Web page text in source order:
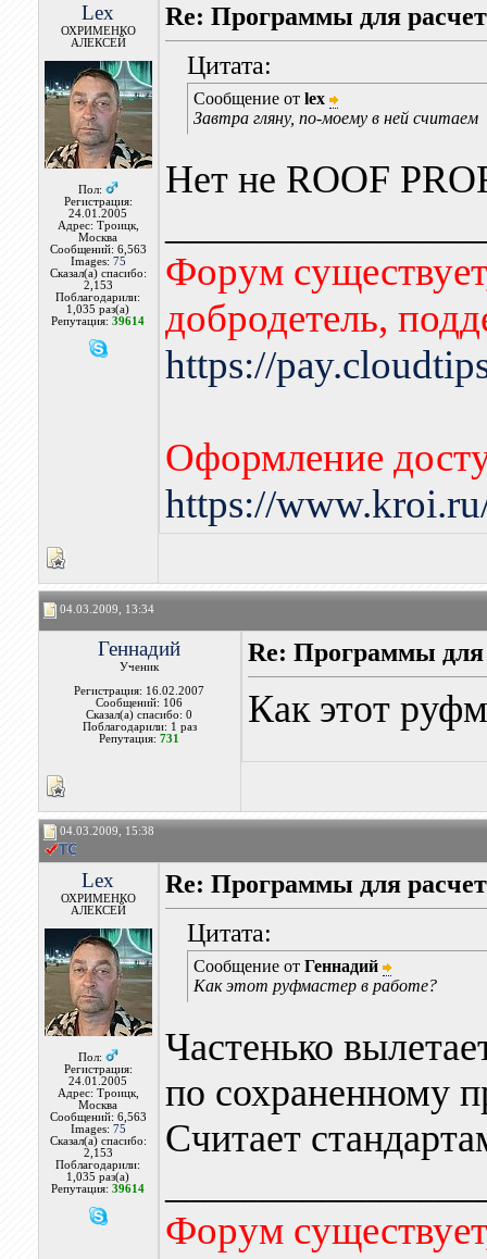
Lex
ОХРИМЕНКО
АЛЕКСЕЙ
Пол:
Регистрация:
24.01.2005
Адрес: Троицк,
Москва
Сообщений: 6,563
Images: 75
Сказал(а) спасибо:
2,153
Поблагодарили:
1,035 раз(а)
Репутация:39614
Re: Программы для
Цитата:
Сообщение от lex
Завтра гляну, по-моему в ней считаем
Нет не ROOF
Форум
добродетель,
https://
Оформление
https://
04.03.2009, 13:34
Геннадий
Ученик
Регистрация: 16.02.2007
Сообщений: 106
Сказал(а) спасибо: 0
Поблагодарили: 1 раз
Репутация:731
Re: Программы для
Как этот
04.03.2009, 15:38
Lex
ОХРИМЕНКО
АЛЕКСЕЙ
Пол:
Регистрация:
24.01.2005
Адрес: Троицк,
Москва
Сообщений: 6,563
Images: 75
Сказал(а) спасибо:
2,153
Поблагодарили:
1,035 раз(а)
Репутация:39614
Re: Программы для
Цитата:
Сообщение от Геннадий
Как этот руфмастер в работе?
Частенько
по сохраненному
Считает
Форум